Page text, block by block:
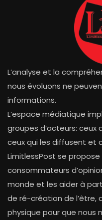
L’analyse et la
nous évoluons ne
informations.
L’espace médiatique
groupes d’acteurs: ceux
ceux qui les diffusent et
LimitlessPost se
consommateurs
monde et les aider à
de ré-création de l’être,
physique pour que nous